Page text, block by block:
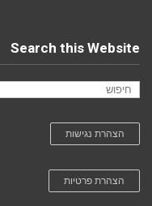
Search this Website
הצהרת נגישות
הצהרת פרטיות